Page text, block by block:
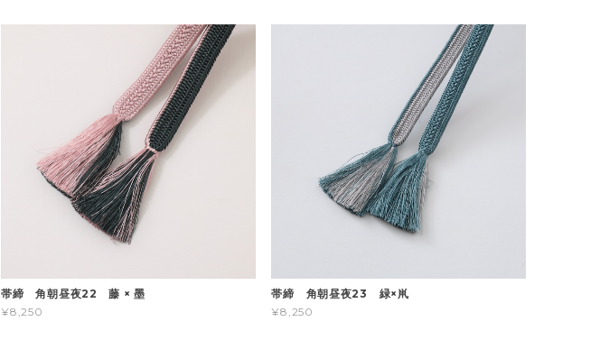
帯締 角朝昼夜22 藤 × 墨
¥8,250
帯締 角朝昼夜23 緑×鼡
¥8,250